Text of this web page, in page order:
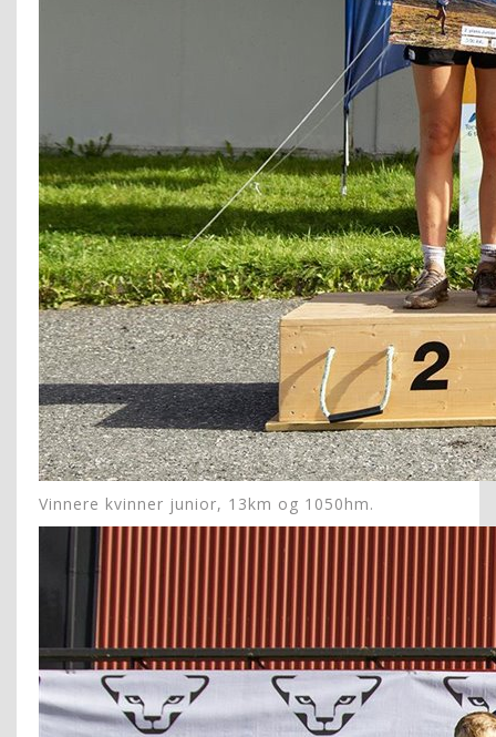
Vinnere kvinner junior, 13km og 1050hm.